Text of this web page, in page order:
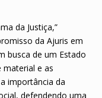
da Justiça,”
da Ajuris em
busca de um Estado
material e as
importância da
defendendo uma